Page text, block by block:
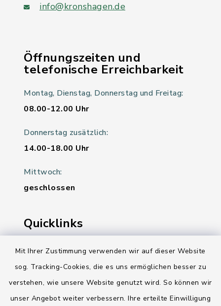
Mit Ihrer Zustimmung verwenden wir auf dieser Website
sog. Tracking-Cookies, die es uns ermöglichen besser zu
verstehen, wie unsere Website genutzt wird. So können wir
unser Angebot weiter verbessern. Ihre erteilte Einwilligung
info@kronshagen.de
Öffnungszeiten und
telefonische Erreichbarkeit
Montag, Dienstag, Donnerstag und Freitag:
08.00-12.00 Uhr
Donnerstag zusätzlich:
14.00-18.00 Uhr
Mittwoch:
geschlossen
Quicklinks
Ihre Behördennummer 115
Landesregierung Schleswig-Holstein